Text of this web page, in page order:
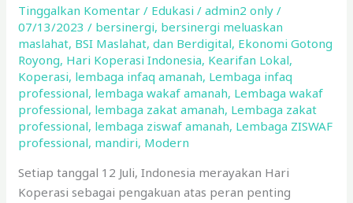
Tinggalkan Komentar / Edukasi /admin2 only/
07/13/2023/ bersinergi, bersinergi meluaskan
maslahat, BSI Maslahat,dan Berdigital, Ekonomi Gotong
Royong, Hari Koperasi Indonesia, Kearifan Lokal,
Koperasi, lembaga infaq amanah, Lembaga infaq
professional, lembaga wakaf amanah, Lembaga wakaf
professional, lembaga zakat amanah, Lembaga zakat
professional, lembaga ziswaf amanah, Lembaga ZISWAF
professional, mandiri, Modern
Setiap tanggal 12 Juli, Indonesia merayakan Hari
Koperasi sebagai pengakuan atas peran penting
dalam
Pembangunan
Ekonomi